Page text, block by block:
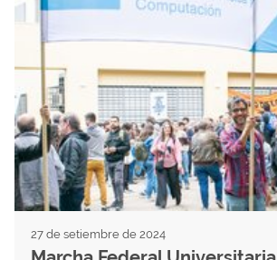
27 de setiembre de 2024